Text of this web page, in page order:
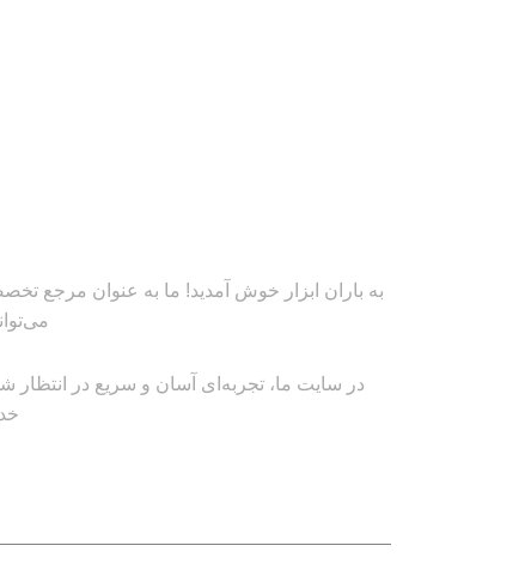
به باران ابزار خوش آمدید! ما به عنوان مرجع
در سایت ما، تجربه‌ای آسان و سریع در انتظار